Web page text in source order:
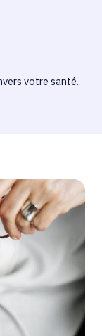
votre santé.